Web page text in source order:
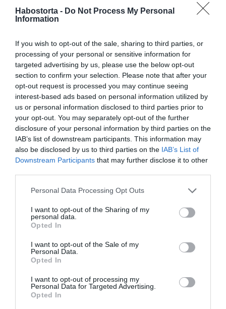
Habostorta - Do Not Process My Personal
Information
If you wish to opt-out of the sale, sharing to third parties, or
processing of your personal or sensitive information for
targeted advertising by us, please use the below opt-out
section to confirm your selection. Please note that after your
opt-out request is processed you may continue seeing
interest-based ads based on personal information utilized by
us or personal information disclosed to third parties prior to
your opt-out. You may separately opt-out of the further
disclosure of your personal information by third parties on the
IAB’s list of downstream participants. This information may
also be disclosed by us to third parties on the IAB’s List of
Downstream Participants that may further disclose it to other
Please note that this website/app uses one or more Google
not limited to your visit or usage behaviour. You may click to
grant or deny consent to Google and its third-party tags to
use your data for below specified purposes in below Google
consent section.
Personal Data Processing Opt Outs
I want to opt-out of the Sharing of my
personal data.
Opted In
I want to opt-out of the Sale of my
Personal Data.
Opted In
I want to opt-out of processing my
Personal Data for Targeted Advertising.
Opted In
gyerek apja. Egyébként ez még mindig nem derült ki,
hogy tényleg enyém-e a gyerek. Én ettől függetlenül
meg a TikTokon. De a legdurvább, hogy miközben én
ringattam az ölemben a kisfiamat, ő aközben pasizgatott,
több férfinak is írogatott, sőt, a jelenlétemben
telefonálgatott is! Ráadásul amióta bent voltam náluk, ő
engem mindenhonnan letiltott, hiába hívogattam, nem
vette fel, azt sem tudom, hogy Nolen jól van-e, van-e hol
lakniuk” – fejtette ki a kétgyermekes édesapa.
A rapper azt mondja, végtelenül csalódott, ezért a
következő időszakot önfejlesztésre fordítja. A másik
gyermeke édesanyjával, Géczi Beával ma már jóban van,
és Ádám azt reméli, hamarosan Alexa is megenyhül, így ő
„Nagyon jó munkám van, amit élvezek. Van, hogy napi
hangulat, nem zavar, hogy sokat kell melózni. Jó pénzt
keresek, amiből sok is marad, mert Alexa már nincs, így
garázsban lakom, hanem albérletben. Géczi Bea és
köztem is minden rendben, így Medox sokat van velem,
aminek mind a ketten nagyon örülünk. Most egy időre
eltűnök a közösségi oldalakról is, majd akkor térek
vissza, amikor kipattintottam magam, lebarnultam, és
mindent le tudtam magamban tisztázni! De jó úton járok,